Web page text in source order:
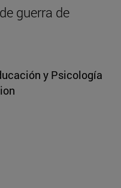
guerra de
y Psicología